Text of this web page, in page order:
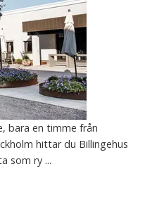
bara en timme från
hittar du Billingehus
som ry ...